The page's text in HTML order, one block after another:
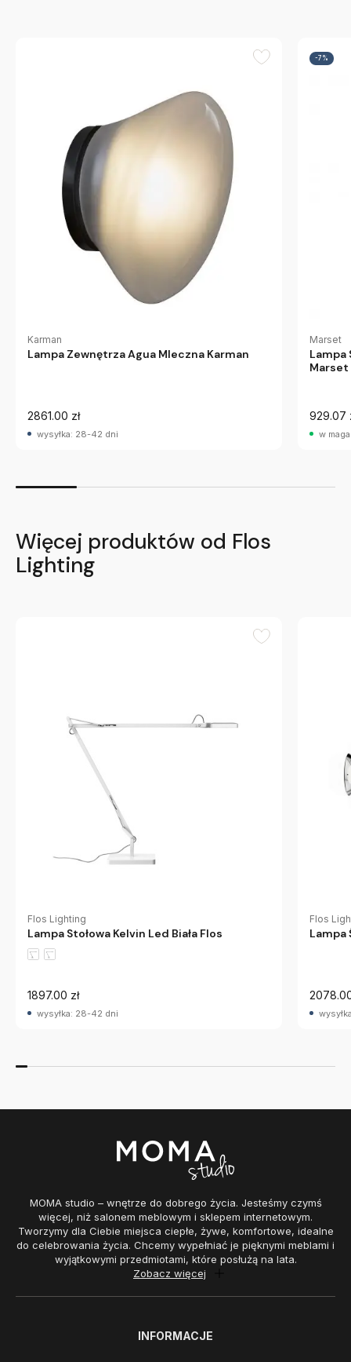
Karman
Lampa Zewnętrza Agua Mleczna Karman
2861.00 zł
wysyłka: 28-42 dni
-7%
Marset
Lampa
Marset
929.07
w
Więcej produktów od Flos
Lighting
Flos Lighting
Lampa Stołowa Kelvin Led Biała Flos
1897.00 zł
wysyłka: 28-42 dni
Flos
Lampa
MOMA studio – wnętrze do dobrego życia. Jesteśmy czymś
więcej, niż salonem meblowym i sklepem internetowym.
Tworzymy dla Ciebie miejsca ciepłe, żywe, komfortowe, idealne
do celebrowania życia. Chcemy wypełniać je pięknymi meblami i
wyjątkowymi przedmiotami, które posłużą na lata.
Zobacz więcej
INFORMACJE